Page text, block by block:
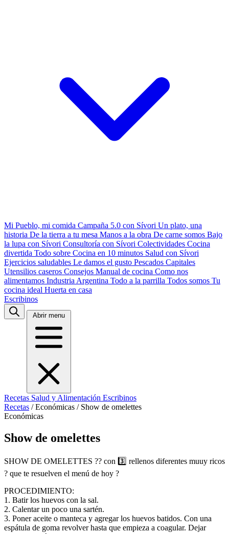
Mi Pueblo, mi comida Campaña 5.0 con Sívori Un plato, una
historia De la tierra a tu mesa Manos a la obra De carne somos Bajo
la lupa con Sívori Consultoría con Sívori Colectividades Cocina
divertida Todo sobre Cocina en 10 minutos Salud con Sívori
Ejercicios saludables Le damos el gusto Pescados Capitales
Utensilios caseros Consejos Manual de cocina Como nos
alimentamos Industria Argentina Todo a la parrilla Todos somos Tu
cocina ideal Huerta en casa
Escribinos
Abrir menu
Recetas Salud y Alimentación Escribinos
Recetas / Económicas / Show de omelettes
Económicas
Show de omelettes
SHOW DE OMELETTES ?? con 3️⃣ rellenos diferentes muuy ricos
? que te resuelven el menú de hoy ?
PROCEDIMIENTO:
1. Batir los huevos con la sal.
2. Calentar un poco una sartén.
3. Poner aceite o manteca y agregar los huevos batidos. Con una
espátula de goma revolver hasta que empieza a coagular. Dejar